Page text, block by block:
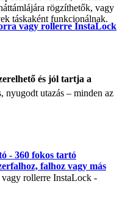
rögzíthetők, vagy
táskaként funkcionálnak.
nyugodt utazás – minden az
rollerre InstaLock -
vagy rollerre InstaLock
és jól tartja a
- 360 fokos tartó
falhoz vagy más